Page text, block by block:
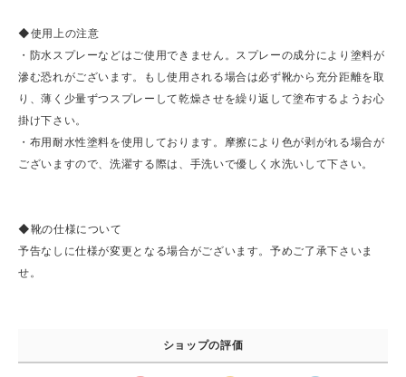
◆使用上の注意
・防水スプレーなどはご使用できません。スプレーの成分により塗料が
滲む恐れがございます。もし使用される場合は必ず靴から充分距離を取
り、薄く少量ずつスプレーして乾燥させを繰り返して塗布するようお心
掛け下さい。
・布用耐水性塗料を使用しております。摩擦により色が剥がれる場合が
ございますので、洗濯する際は、手洗いで優しく水洗いして下さい。
◆靴の仕様について
予告なしに仕様が変更となる場合がございます。予めご了承下さいま
せ。
ショップの評価